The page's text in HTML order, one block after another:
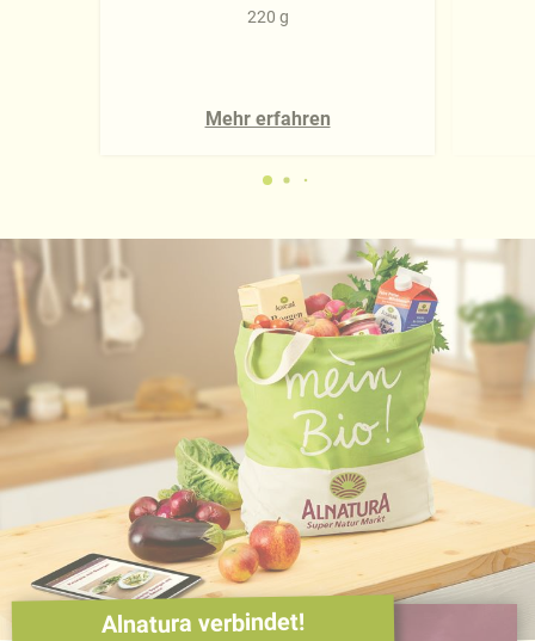
220 g
Mehr erfahren
Alnatura verbindet!